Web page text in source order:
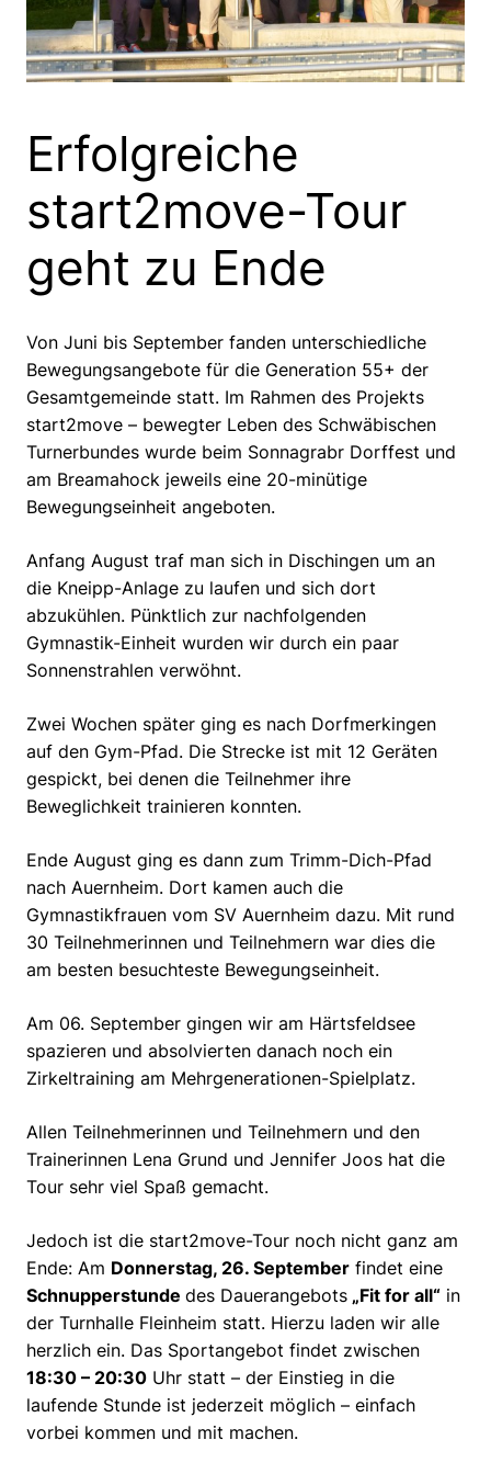
Erfolgreiche
start2move-Tour
geht zu Ende
Von Juni bis September fanden unterschiedliche
Bewegungsangebote für die Generation 55+ der
Gesamtgemeinde statt. Im Rahmen des Projekts
start2move – bewegter Leben des Schwäbischen
Turnerbundes wurde beim Sonnagrabr Dorffest und
am Breamahock jeweils eine 20-minütige
Bewegungseinheit angeboten.
Anfang August traf man sich in Dischingen um an
die Kneipp-Anlage zu laufen und sich dort
abzukühlen. Pünktlich zur nachfolgenden
Gymnastik-Einheit wurden wir durch ein paar
Sonnenstrahlen verwöhnt.
Zwei Wochen später ging es nach Dorfmerkingen
auf den Gym-Pfad. Die Strecke ist mit 12 Geräten
gespickt, bei denen die Teilnehmer ihre
Beweglichkeit trainieren konnten.
Ende August ging es dann zum Trimm-Dich-Pfad
nach Auernheim. Dort kamen auch die
Gymnastikfrauen vom SV Auernheim dazu. Mit rund
30 Teilnehmerinnen und Teilnehmern war dies die
am besten besuchteste Bewegungseinheit.
Am 06. September gingen wir am Härtsfeldsee
spazieren und absolvierten danach noch ein
Zirkeltraining am Mehrgenerationen-Spielplatz.
Allen Teilnehmerinnen und Teilnehmern und den
Trainerinnen Lena Grund und Jennifer Joos hat die
Tour sehr viel Spaß gemacht.
Jedoch ist die start2move-Tour noch nicht ganz am
Ende: Am Donnerstag, 26. September findet eine
Schnupperstunde des Dauerangebots „Fit for all“ in
der Turnhalle Fleinheim statt. Hierzu laden wir alle
herzlich ein. Das Sportangebot findet zwischen
18:30 – 20:30 Uhr statt – der Einstieg in die
laufende Stunde ist jederzeit möglich – einfach
vorbei kommen und mit machen.